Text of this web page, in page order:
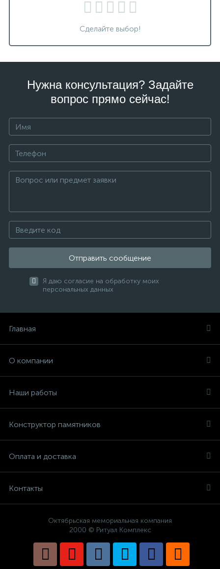
Сделайте выбор!
Нужна консультация? Задайте
вопрос прямо сейчас!
Отправить сообщение
Я даю согласие на обработку моих
персональных данных
Главная
О компании
Наши работы
Конструктор памятников
Оплата и доставка
Контакты
Октябрьская мемориальная компания
2000 © Ритуал Комплекс